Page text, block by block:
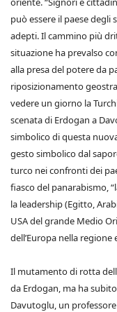
può essere il paese degli
adepti. Il cammino più
situazione ha prevalso
alla presa del potere da
riposizionamento
vedere un giorno la
scenata di Erdogan a
simbolico di questa
gesto simbolico dal
turco nei confronti dei
fiasco del panarabismo,
la leadership (Egitto,
USA del grande Medio
dell’Europa nella
Il mutamento di rotta
da Erdogan, ma ha
Davutoglu, un